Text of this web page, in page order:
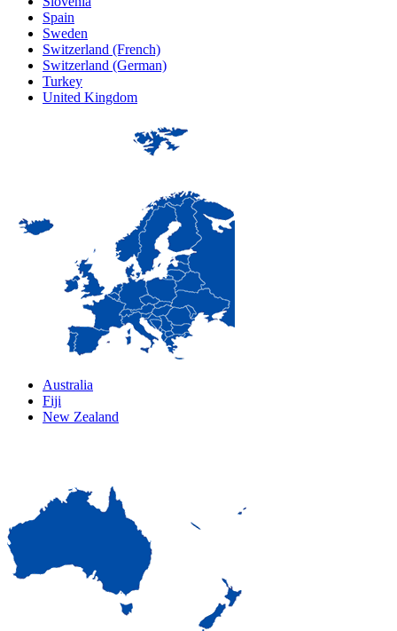
Spain
Sweden
Switzerland (French)
Switzerland (German)
Turkey
United Kingdom
Australia
Fiji
New Zealand